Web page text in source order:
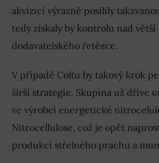
akvizicí výrazně posílily
tedy získaly by kontrolu nad
dodavatelského řetězce.
V případě Coltu by takový krok
širší strategie. Skupina už dříve
ve výrobci energetické
Nitrocellulose, což je opět
produkci střelného prachu a